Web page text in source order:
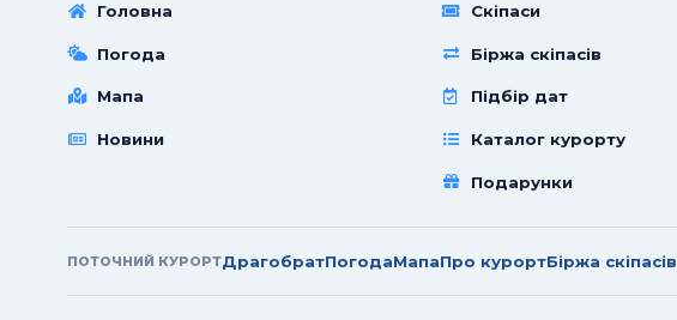
Головна
Погода
Мапа
Новини
Скіпаси
Біржа скіпасів
Підбір дат
Каталог курорту
Подарунки
ПОТОЧНИЙ КУРОРТДрагобратПогодаМапаПро курортБіржа скіпасів